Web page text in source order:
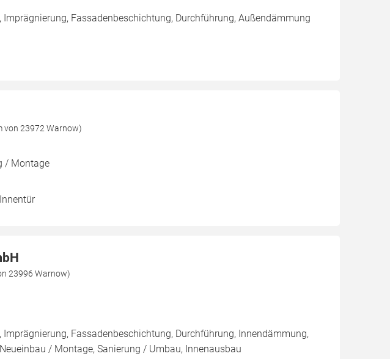
Imprägnierung, Fassadenbeschichtung, Durchführung, Außendämmung
von 23972 Warnow)
/ Montage
23996 Warnow)
Imprägnierung, Fassadenbeschichtung, Durchführung, Innendämmung,
/ Montage, Sanierung / Umbau, Innenausbau